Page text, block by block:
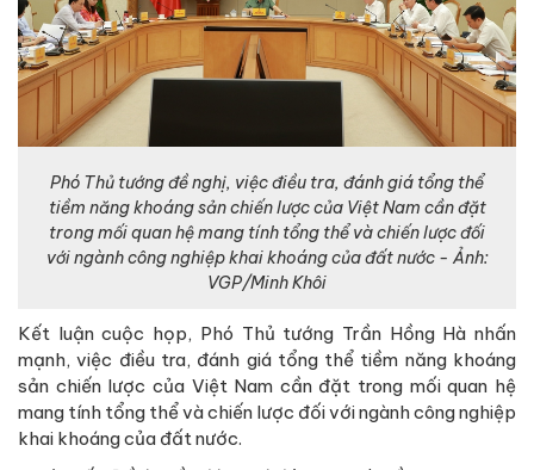
Phó Thủ tướng đề nghị, việc điều tra, đánh giá tổng thể
tiềm năng khoáng sản chiến lược của Việt Nam cần đặt
trong mối quan hệ mang tính tổng thể và chiến lược đối
với ngành công nghiệp khai khoáng của đất nước - Ảnh:
VGP/Minh Khôi
Kết luận cuộc họp, Phó Thủ tướng Trần Hồng Hà nhấn
mạnh, việc điều tra, đánh giá tổng thể tiềm năng khoáng
sản chiến lược của Việt Nam cần đặt trong mối quan hệ
mang tính tổng thể và chiến lược đối với ngành công nghiệp
khai khoáng của đất nước.